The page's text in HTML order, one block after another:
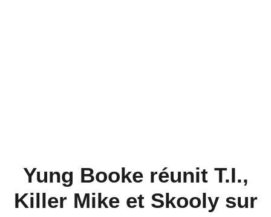
Yung Booke réunit T.I.,
Killer Mike et Skooly sur